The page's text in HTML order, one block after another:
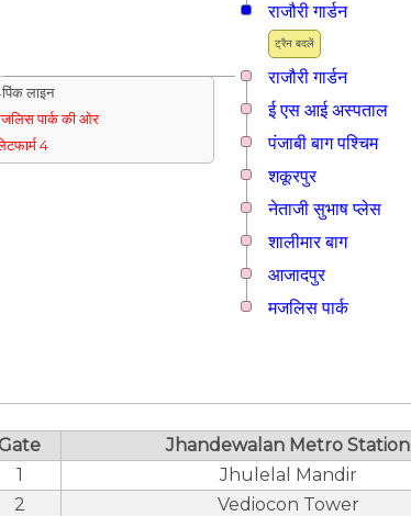
ट्रैन बदलें
राजौरी गार्डन
राजौरी गार्डन
लाइन
पार्क की ओर
4
ई एस आई अस्पताल
पंजाबी बाग पश्चिम
शकूरपुर
नेताजी सुभाष प्लेस
शालीमार बाग
आजादपुर
मजलिस पार्क
Jhandewalan Metro Station
1
Jhulelal Mandir
2
Vediocon Tower